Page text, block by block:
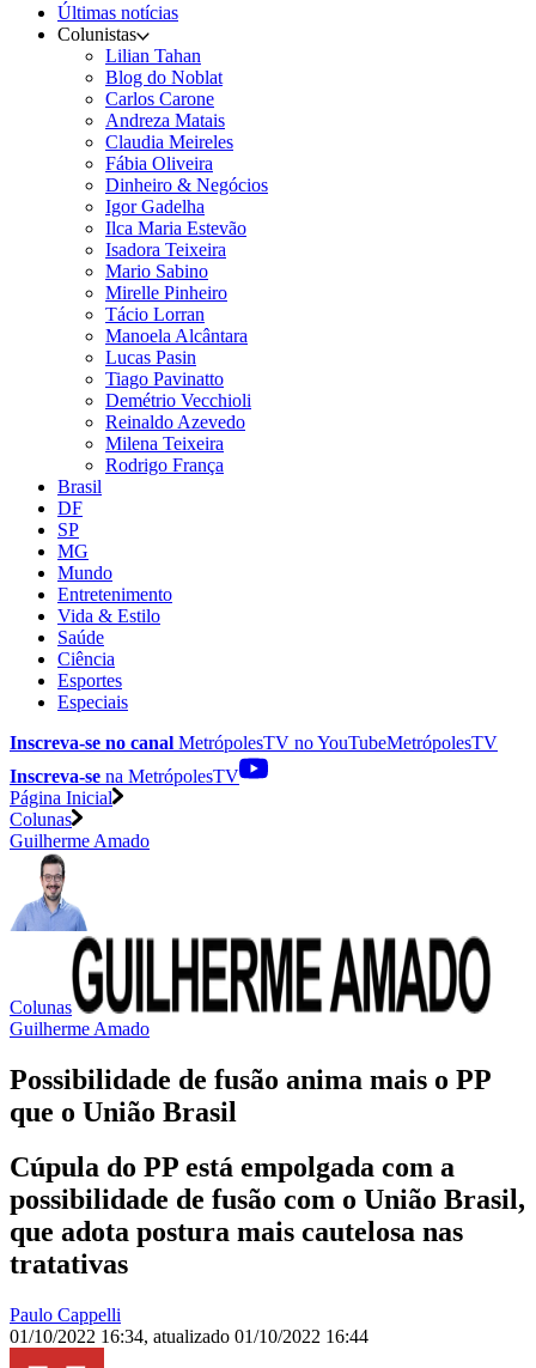
Últimas notícias
Colunistas
Lilian Tahan
Blog do Noblat
Carlos Carone
Andreza Matais
Claudia Meireles
Fábia Oliveira
Dinheiro & Negócios
Igor Gadelha
Ilca Maria Estevão
Isadora Teixeira
Mario Sabino
Mirelle Pinheiro
Tácio Lorran
Manoela Alcântara
Lucas Pasin
Tiago Pavinatto
Demétrio Vecchioli
Reinaldo Azevedo
Milena Teixeira
Rodrigo França
Brasil
DF
SP
MG
Mundo
Entretenimento
Vida & Estilo
Saúde
Ciência
Esportes
Especiais
Inscreva-se no canal MetrópolesTV noYouTubeMetrópolesTV
Inscreva-se na MetrópolesTV
Página Inicial
Colunas
Guilherme Amado
Colunas
Guilherme Amado
Possibilidade de fusão anima mais o PP
que o União Brasil
Cúpula do PP está empolgada com a
possibilidade de fusão com o União Brasil,
que adota postura mais cautelosa nas
tratativas
Paulo Cappelli
01/10/2022 16:34, atualizado 01/10/2022 16:44